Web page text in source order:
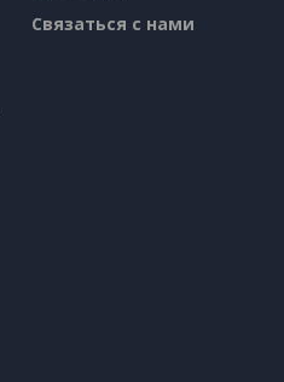
Связаться с нами